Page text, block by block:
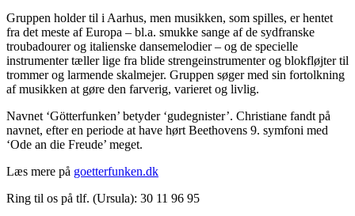
Gruppen holder til i Aarhus, men musikken, som spilles, er hentet
fra det meste af Europa – bl.a. smukke sange af de sydfranske
troubadourer og italienske dansemelodier – og de specielle
instrumenter tæller lige fra blide strengeinstrumenter og blokfløjter til
trommer og larmende skalmejer. Gruppen søger med sin fortolkning
af musikken at gøre den farverig, varieret og livlig.
Navnet ‘Götterfunken’ betyder ‘gudegnister’. Christiane fandt på
navnet, efter en periode at have hørt Beethovens 9. symfoni med
‘Ode an die Freude’ meget.
Læs mere på goetterfunken.dk
Ring til os på tlf. (Ursula): 30 11 96 95